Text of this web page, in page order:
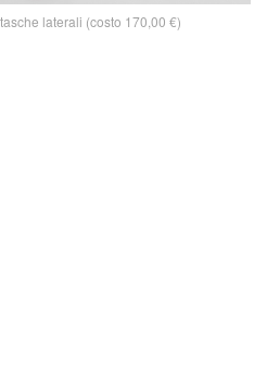
laterali (costo 170,00 €)